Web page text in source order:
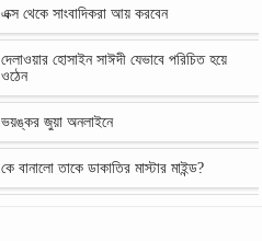
এক্স থেকে সাংবাদিকরা আয় করবেন
দেলাওয়ার হোসাইন সাঈদী যেভাবে পরিচিত হয়ে
ওঠেন
ভয়ঙ্কর জুয়া অনলাইনে
কে বানালো তাকে ডাকাতির মাস্টার মাইন্ড?